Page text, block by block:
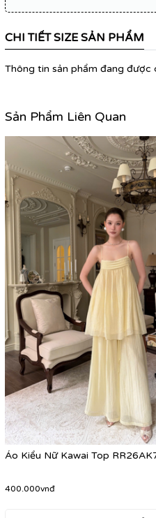
CHI TIẾT SIZE SẢN PHẨM
Thông tin sản phẩm đang được
Sản Phẩm Liên Quan
Áo Kiểu Nữ Kawai Top
400.000vnđ